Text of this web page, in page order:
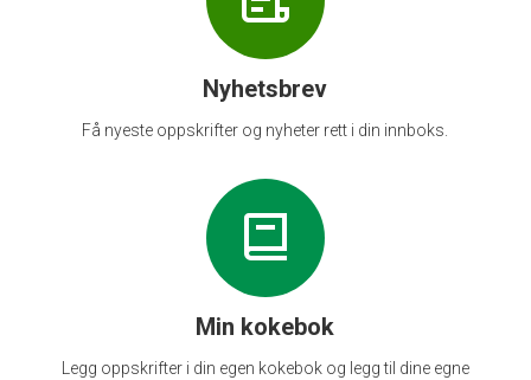
Nyhetsbrev
Få nyeste oppskrifter og nyheter rett i din innboks.
Min kokebok
Legg oppskrifter i din egen kokebok og legg til dine egne